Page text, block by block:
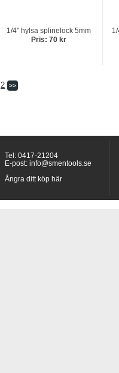
1/4" hylsa splinelock 5mm
Pris: 70 kr
2 >>
Tel: 0417-21204
E-post: info@smentools.se
Ångra ditt köp här